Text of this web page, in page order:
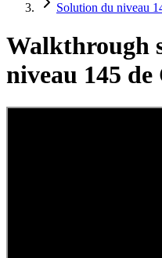
Solution du niveau
Walkthrough
niveau 145